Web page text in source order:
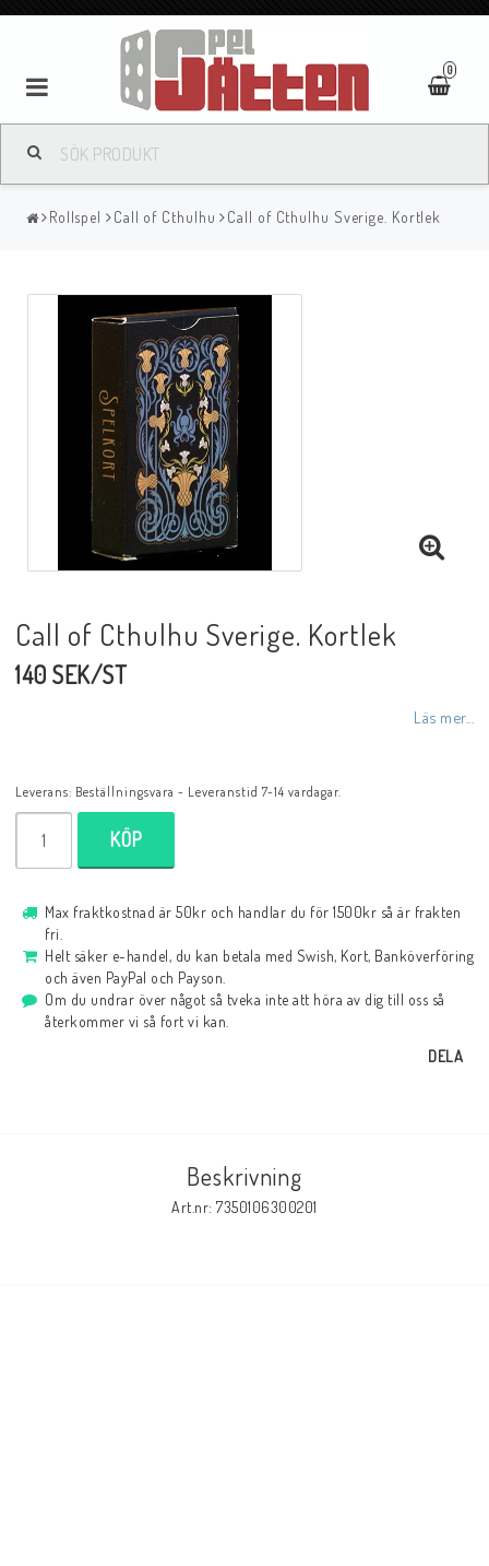
0
Rollspel Call of Cthulhu Call of Cthulhu Sverige. Kortlek
Call of Cthulhu Sverige. Kortlek
140 SEK/ST
Läs mer...
Leverans: Beställningsvara - Leveranstid 7-14 vardagar.
KÖP
Max fraktkostnad är 50kr och handlar du för 1500kr så är frakten
fri.
Helt säker e-handel, du kan betala med Swish, Kort, Banköverföring
och även PayPal och Payson.
Om du undrar över något så tveka inte att höra av dig till oss så
återkommer vi så fort vi kan.
DELA
Beskrivning
Art.nr: 7350106300201